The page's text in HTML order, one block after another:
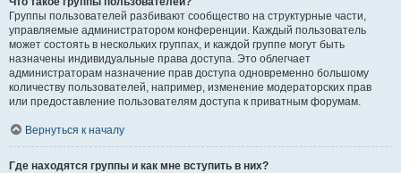
Группы пользователей разбивают сообщество на структурные части,
управляемые администратором конференции. Каждый пользователь
может состоять в нескольких группах, и каждой группе могут быть
назначены индивидуальные права доступа. Это облегчает
администраторам назначение прав доступа одновременно большому
количеству пользователей, например, изменение модераторских прав
или предоставление пользователям доступа к приватным форумам.
Вернуться к началу
Где находятся группы и как мне вступить в них?